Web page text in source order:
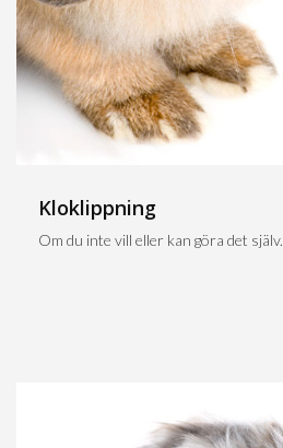
Kloklippning
Om du inte vill eller kan göra det själv.